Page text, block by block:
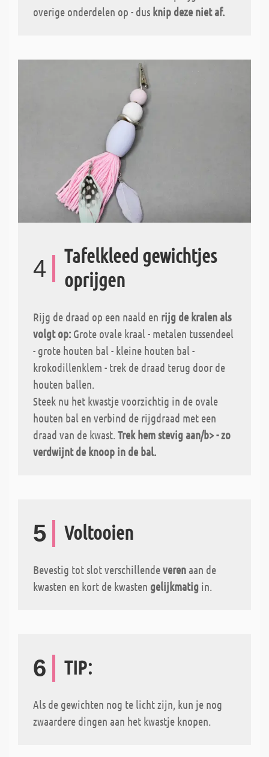
overige onderdelen op - dus knip deze niet af.
4
Tafelkleed gewichtjes
oprijgen
Rijg de draad op een naald en rijg de kralen als
volgt op: Grote ovale kraal - metalen tussendeel
- grote houten bal - kleine houten bal -
krokodillenklem - trek de draad terug door de
houten ballen.
Steek nu het kwastje voorzichtig in de ovale
houten bal en verbind de rijgdraad met een
draad van de kwast. Trek hem stevig aan/b> - zo
verdwijnt de knoop in de bal.
5 Voltooien
Bevestig tot slot verschillendeverenaan de
kwasten en kort de kwasten gelijkmatig in.
6 TIP:
Als de gewichten nog te licht zijn, kun je nog
zwaardere dingen aan het kwastje knopen.